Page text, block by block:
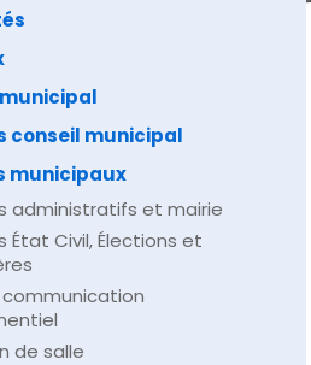
conseil municipal
municipaux
administratifs et mairie
État Civil, Élections et
communication
de salle